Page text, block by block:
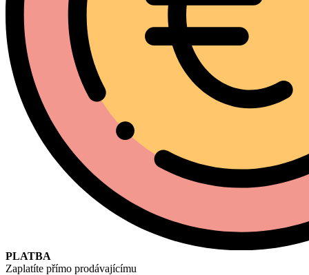
PLATBA
Zaplatíte přímo prodávajícímu